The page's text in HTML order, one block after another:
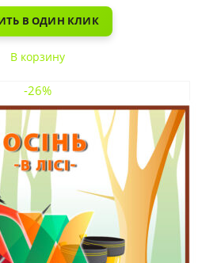
В ОДИН КЛИК
В корзину
-26%